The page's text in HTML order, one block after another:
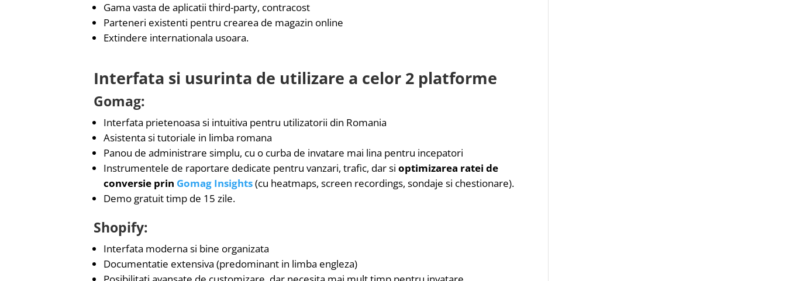
Gama vasta de aplicatii third-party, contracost
Parteneri existenti pentru crearea de magazin online
Extindere internationala usoara.
Interfata si usurinta de utilizare a celor 2 platforme
Gomag:
Interfata prietenoasa si intuitiva pentru utilizatorii din Romania
Asistenta si tutoriale in limba romana
Panou de administrare simplu, cu o curba de invatare mai lina pentru incepatori
Instrumentele de raportare dedicate pentru vanzari, trafic, dar si optimizarea ratei de
conversie prin Gomag Insights(cu heatmaps, screen recordings, sondaje si chestionare).
Demo gratuit timp de 15 zile.
Shopify:
Interfata moderna si bine organizata
Documentatie extensiva (predominant in limba engleza)